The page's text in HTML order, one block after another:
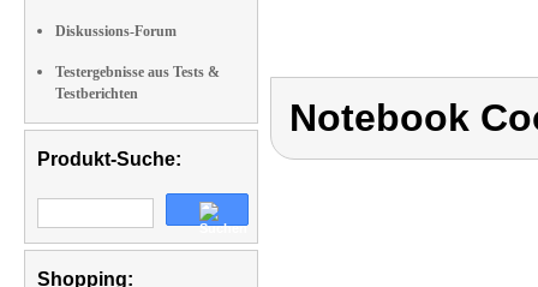
Diskussions-Forum
Testergebnisse aus Tests &
Testberichten
Produkt-Suche:
Shopping:
Notebook